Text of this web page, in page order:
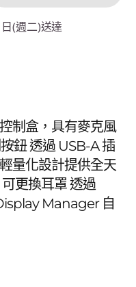
(週二)送達
制盒，具有麥克風
鈕 透過 USB-A 插
量化設計提供全天
更換耳罩 透過
Manager 自